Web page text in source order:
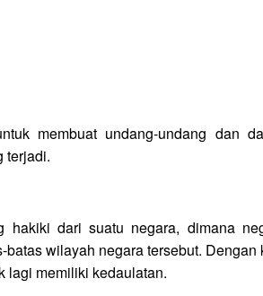
membuat undang-undang dan
terjadi.
hakiki dari suatu negara, dimana
wilayah negara tersebut. Dengan
lagi memiliki kedaulatan.